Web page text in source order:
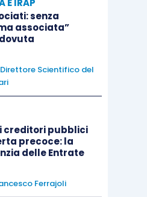
a fine anno da utilizzare
orizzontale
precedenti versamenti
con alcuni esempi
compensabile
E IRAP
senza
associata”
Scientifico del
creditori pubblici
precoce: la
delle Entrate
Ferrajoli